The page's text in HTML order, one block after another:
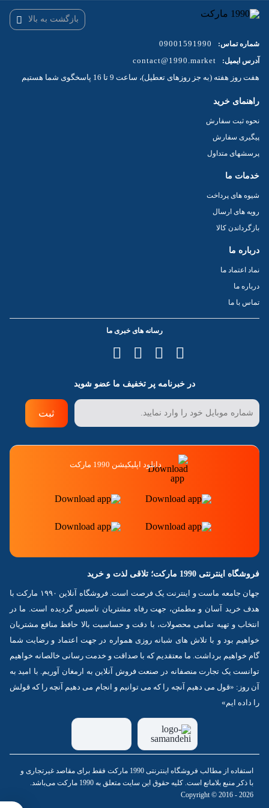
توان
تعداد ضربه در حالت
آزاد
۴۰۰۰ میلی‌متر
وزن
متعلقات
بازگشت به بالا
شماره تماس: 09001591990
آدرس ایمیل:
contact@1990.market
هفت روز هفته (به جز روزهای تعطیل)، ساعت 9 تا 16 پاسخگوی شما هستیم
راهنمای خرید
نحوه ثبت سفارش
پیگیری سفارش
پرسشهای متداول
خدمات ما
شیوه های پرداخت
رویه های ارسال
بازگرداندن کالا
درباره ما
نماد اعتماد ما
درباره ما
تماس با ما
رسانه های خبری ما
در خبرنامه پر تخفیف ما عضو شوید
ثبت
دانلود اپلیکیشن 1990 مارکت
فروشگاه اینترنتی 1990 مارکت؛ تلاقی لذت و خرید
جهان جامعه ماست و اینترنت یک فرصت است. فروشگاه آنلاین ۱۹۹۰ مارکت با
هدف خرید آسان و مطمئن، جهت رفاه مشتریان تاسیس گردیده است. ما در
انتخاب و تهیه تمامی محصولات، با دقت و حساسیت بالا حافظ منافع مشتریان
خواهیم بود و با تلاش های شبانه روزی همواره در جهت اعتماد و رضایت شما
گام خواهیم برداشت. ما معتقدیم که با صداقت و خدمت رسانی خالصانه خواهیم
توانست یک تجارت منصفانه در صنعت فروش آنلاین به ارمغان آوریم. با امید به
آن روز: «قول می دهیم آنچه را که می توانیم و انجام می دهیم آنچه را که قولش
را داده ایم»
استفاده از مطالب فروشگاه اینترنتی 1990 مارکت فقط برای مقاصد غیرتجاری و
با ذکر منبع بلامانع است. کلیه حقوق این سایت متعلق به 1990 مارکت می‌باشد.
Copyright © 2016 - 2026